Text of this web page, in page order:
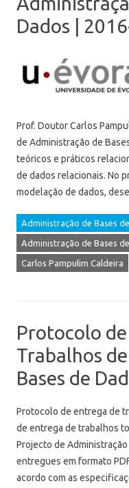
Dados |
Prof. Doutor Carlos
de Administração de
teóricos e práticos
de dados relacionais. No
modelação de dados,
Administração de Bases
Administração de Bases
Carlos Pampulim Caldeira
Protocolo
Trabalhos
Bases de
Protocolo de entrega de
de entrega de trabalhos
Projecto de
entregues em formato
acordo com as